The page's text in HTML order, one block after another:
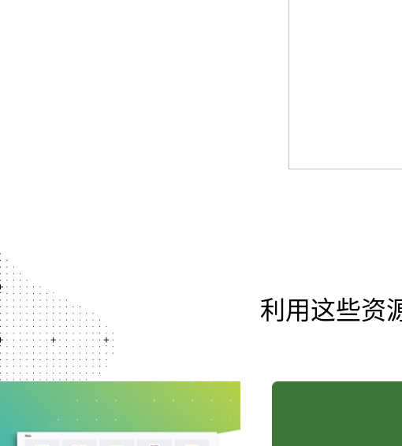
利用这些资